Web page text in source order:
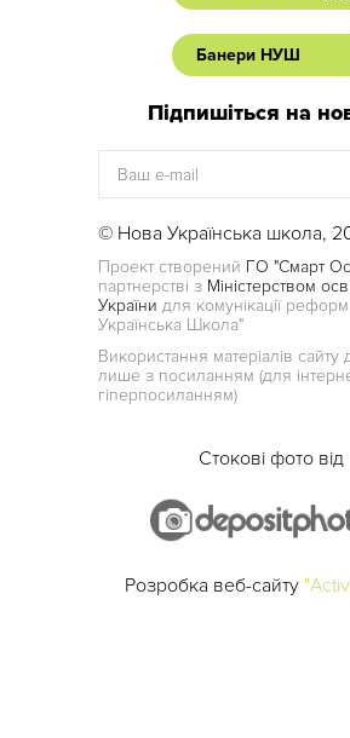
Банери НУШ
Підпишіться на
© Нова Українська школа,
Проект створений ГО "Смарт
партнерстві з Міністерством
України для комунікації
Українська Школа"
Використання матеріалів
лише з посиланням (для
гіперпосиланням)
Стокові фото від
Розробка веб-сайту